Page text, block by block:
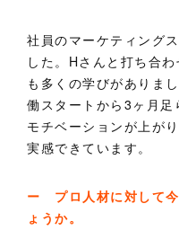
社員のマーケティング
した。Hさんと打ち合
も多くの学びがありま
働スタートから3ヶ月
モチベーションが上が
実感できています。
ー プロ人材に対して
ょうか。